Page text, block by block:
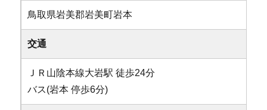
鳥取県岩美郡岩美町岩本
交通
ＪＲ山陰本線大岩駅 徒歩24分
バス(岩本 停歩6分)